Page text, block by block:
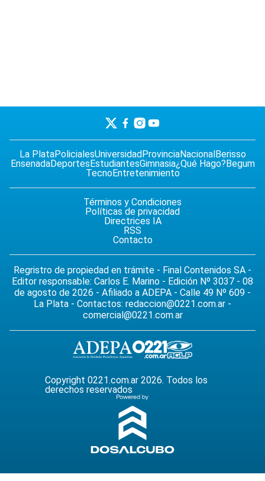
La PlataPolicialesUniversidad ProvinciaNacional Berisso
EnsenadaDeportes EstudiantesGimnasia¿Qué Hago? Begum
TecnoEntretenimiento
Términos y Condiciones
Políticas de privacidad
Directrices IA
RSS
Contacto
Regristro de propiedad en trámite - Final Contenidos SA -
Editor responsable: Carlos E. Marino - Edición Nº 3037 - 08
de agosto de 2026 - Afiliado a ADEPA - Calle 49 Nº 609 -
La Plata - Contactos: redaccion@0221.com.ar -
comercial@0221.com.ar
Copyright 0221.com.ar 2026. Todos los
derechos reservados